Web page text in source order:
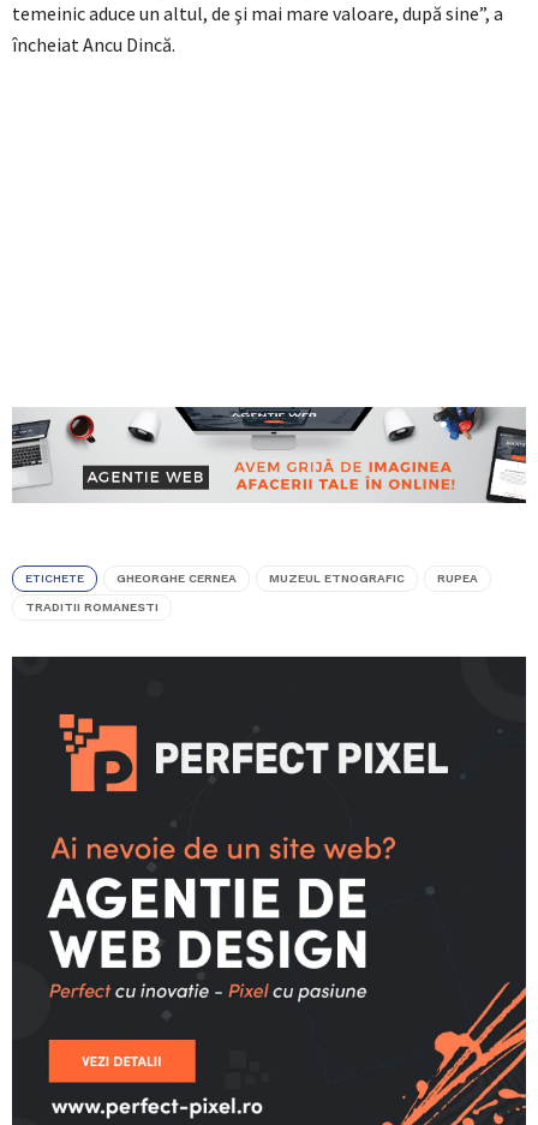
temeinic aduce un altul, de şi mai mare valoare, după sine”, a
încheiat Ancu Dincă.
ETICHETE GHEORGHE CERNEA MUZEUL ETNOGRAFIC RUPEA
TRADITII ROMANESTI